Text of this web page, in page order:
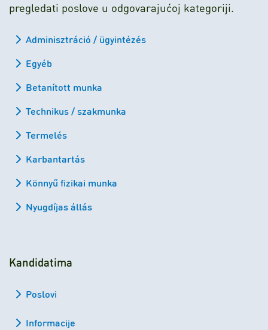
pregledati poslove u odgovarajućoj kategoriji.
Adminisztráció / ügyintézés
Egyéb
Betanított munka
Technikus / szakmunka
Termelés
Karbantartás
Könnyű fizikai munka
Nyugdíjas állás
Kandidatima
Poslovi
Informacije